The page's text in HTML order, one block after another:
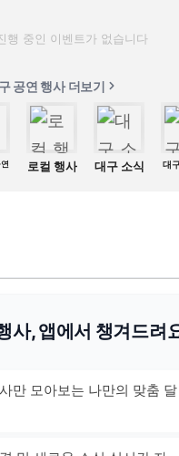
행 중인 이벤트가 없습니다
공연 행사 더보기
로컬 행사 대구 소식 대
사, 앱에서 챙겨드려
만 모아보는 나만의 맞춤 달